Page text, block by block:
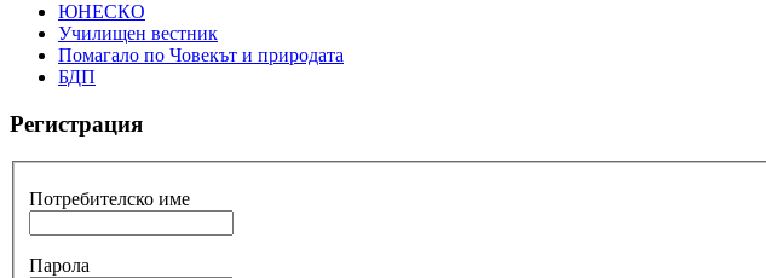
ЮНЕСКО
Училищен вестник
Помагало по Човекът и природата
БДП
Регистрация
Потребителско име
Парола